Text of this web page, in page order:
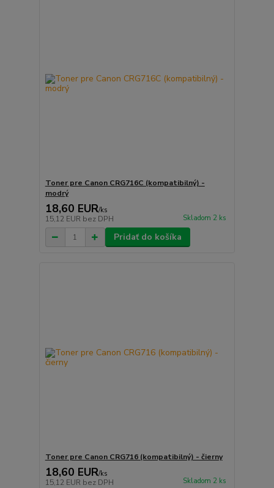
Toner pre Canon CRG716C (kompatibilný) -
modrý
18,60 EUR/ks
15,12 EUR bez DPH Skladom 2 ks
Pridať do košíka
Toner pre Canon CRG716 (kompatibilný) - čierny
18,60 EUR/ks
15,12 EUR bez DPH Skladom 2 ks